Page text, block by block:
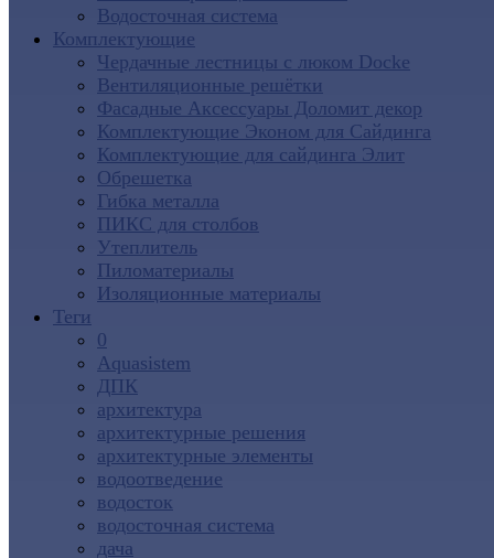
Водосточная система
Комплектующие
Чердачные лестницы с люком Docke
Вентиляционные решётки
Фасадные Аксессуары Доломит декор
Комплектующие Эконом для Сайдинга
Комплектующие для cайдинга Элит
Обрешетка
Гибка металла
ПИКС для столбов
Утеплитель
Пиломатериалы
Изоляционные материалы
Теги
0
Aquasistem
ДПК
архитектура
архитектурные решения
архитектурные элементы
водоотведение
водосток
водосточная система
дача